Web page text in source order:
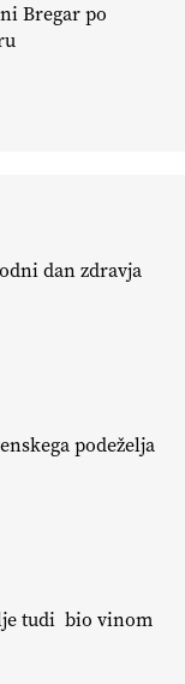
čebelarstvo
POLONI in
Bregar po
dan zdravja
podeželja
tudi bio vinom